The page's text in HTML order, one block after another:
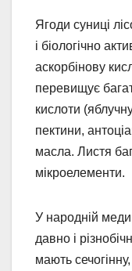
Ягоди суниці
і біологічно
аскорбінову
перевищує
кислоти
пектини,
масла. Листя
мікроелементи.
У народній
давно і
мають